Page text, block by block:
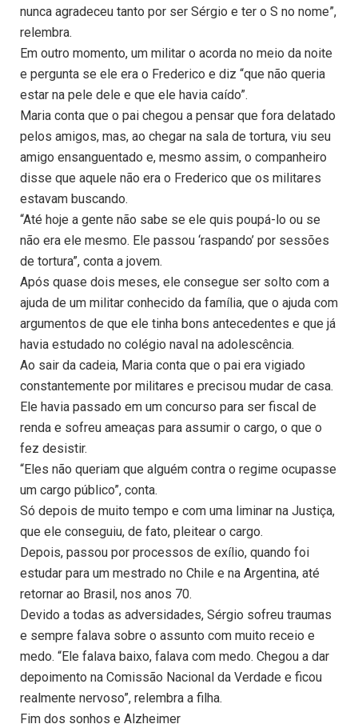
nunca agradeceu tanto por ser Sérgio e ter o S no nome”,
relembra.
Em outro momento, um militar o acorda no meio da noite
e pergunta se ele era o Frederico e diz “que não queria
estar na pele dele e que ele havia caído”.
Maria conta que o pai chegou a pensar que fora delatado
pelos amigos, mas, ao chegar na sala de tortura, viu seu
amigo ensanguentado e, mesmo assim, o companheiro
disse que aquele não era o Frederico que os militares
estavam buscando.
“Até hoje a gente não sabe se ele quis poupá-lo ou se
não era ele mesmo. Ele passou ‘raspando’ por sessões
de tortura”, conta a jovem.
Após quase dois meses, ele consegue ser solto com a
ajuda de um militar conhecido da família, que o ajuda com
argumentos de que ele tinha bons antecedentes e que já
havia estudado no colégio naval na adolescência.
Ao sair da cadeia, Maria conta que o pai era vigiado
constantemente por militares e precisou mudar de casa.
Ele havia passado em um concurso para ser fiscal de
renda e sofreu ameaças para assumir o cargo, o que o
fez desistir.
“Eles não queriam que alguém contra o regime ocupasse
um cargo público”, conta.
Só depois de muito tempo e com uma liminar na Justiça,
que ele conseguiu, de fato, pleitear o cargo.
Depois, passou por processos de exílio, quando foi
estudar para um mestrado no Chile e na Argentina, até
retornar ao Brasil, nos anos 70.
Devido a todas as adversidades, Sérgio sofreu traumas
e sempre falava sobre o assunto com muito receio e
medo. “Ele falava baixo, falava com medo. Chegou a dar
depoimento na Comissão Nacional da Verdade e ficou
realmente nervoso”, relembra a filha.
Fim dos sonhos e Alzheimer